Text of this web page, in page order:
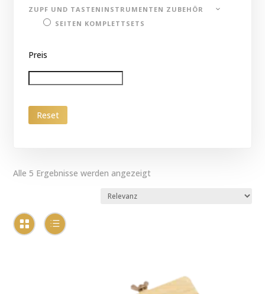
ZUPF UND TASTENINSTRUMENTEN ZUBEHÖR
SEITEN KOMPLETTSETS
Preis
Reset
Alle 5 Ergebnisse werden angezeigt